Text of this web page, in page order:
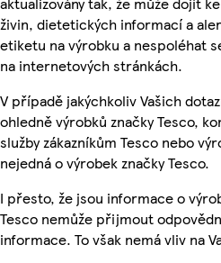
živin, dietetických informací a
etiketu na výrobku a nespoléhat
na internetových stránkách.
V případě jakýchkoliv Vašich
ohledně výrobků značky Tesco,
služby zákazníkům Tesco nebo
nejedná o výrobek značky Tesco.
I přesto, že jsou informace o
Tesco nemůže přijmout
informace. To však nemá vliv na